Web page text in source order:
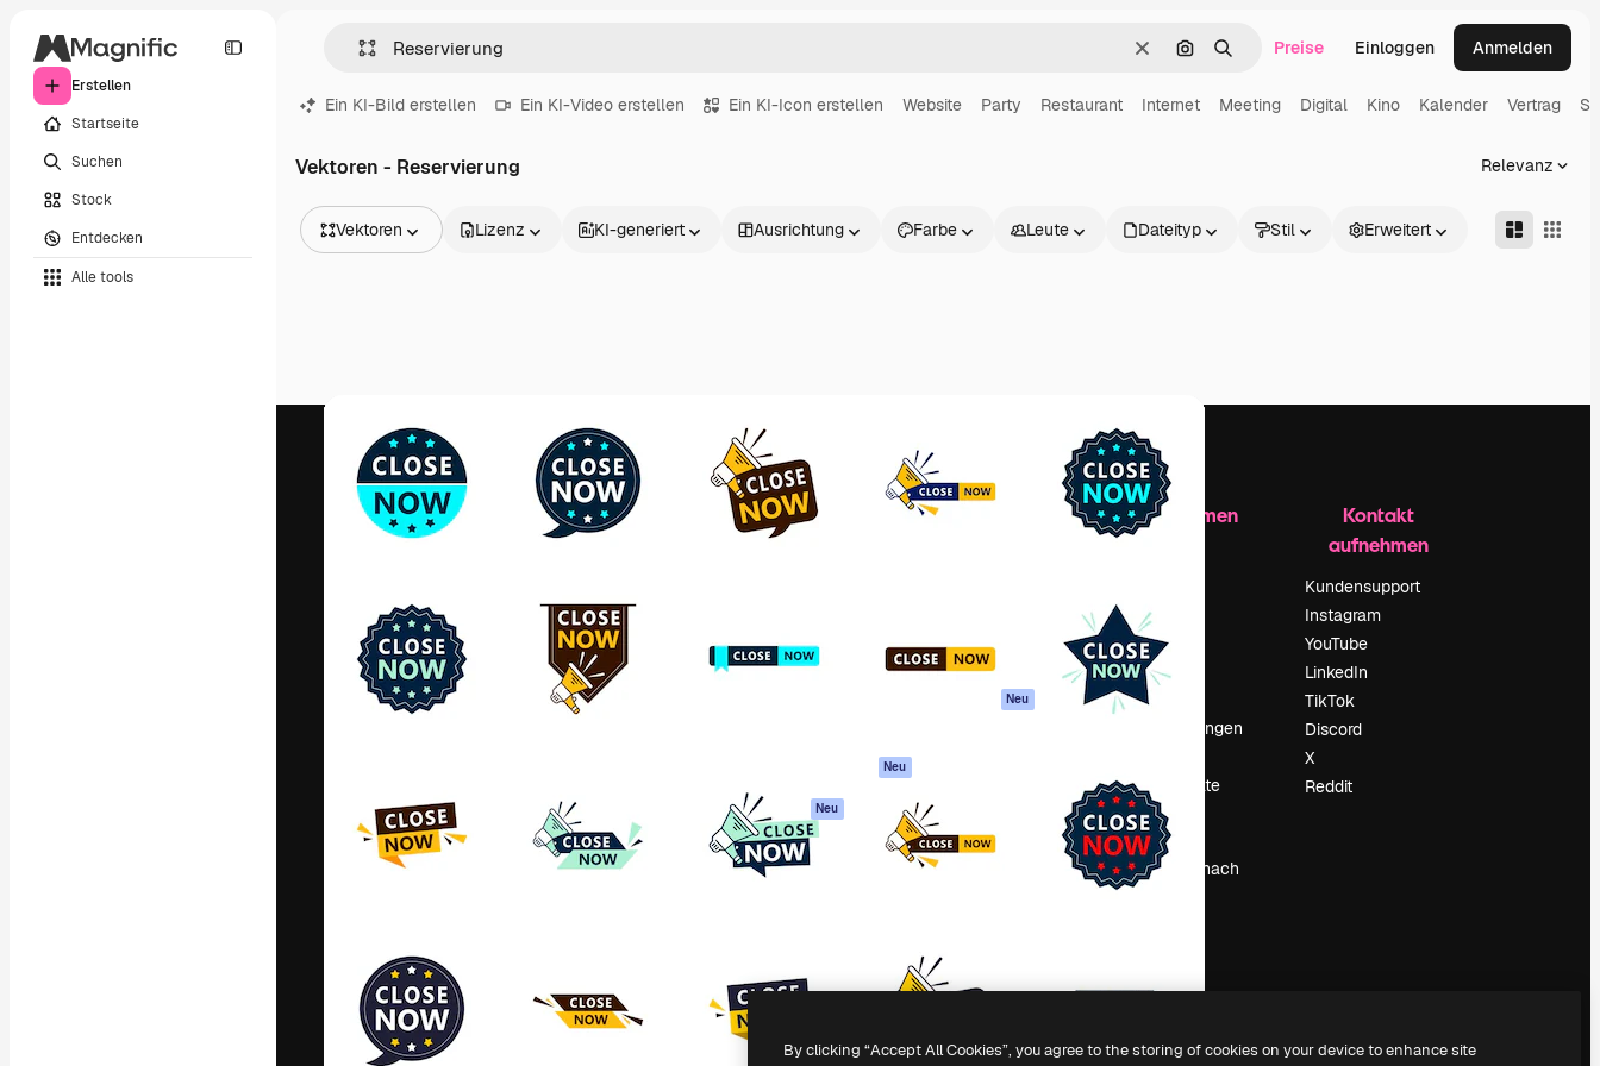
Erstellen
Startseite
Suchen
Stock
Entdecken
Alle tools
LöschenNach Bild suchen
SuchenPreise Einloggen Anmelden
Ein KI-Bild erstellen Ein KI-Video erstellen Ein KI-Icon erstellen Website Party Restaurant Internet Meeting Digital Kino Kalender Vertrag
Vektoren - Reservierung Relevanz
Vektoren
Videos
Filmmaterial
Motion Graphics
Videovorlagen
3D-Modelle
Schriftarten
Lizenz KI-generiert Ausrichtung Farbe Leute Dateityp Stil Erweitert
Abonnenten unter Kreativen, Unternehmen,
Agenturen und Studios.
Deutsch
Produkte
KI-Videogenerator
KI-
Neu
Agenten Neu
API
Mobile App
Loslegen
AGB
Datenschutzerklärung
Neu
Unternehmen
Unternehmen
Reviews
Karriere
Suchtrends
Blog
Veranstaltungen
Deine Inhalte
verkaufen
Pressesaal
Suchst du nach
magnific.ai
Kontakt
aufnehmen
Kundensupport
Instagram
YouTube
LinkedIn
TikTok
Discord
X
Reddit
Copyright © 2010-
By clicking “Accept All Cookies”, you agree to the storing of cookies on your device to enhance site